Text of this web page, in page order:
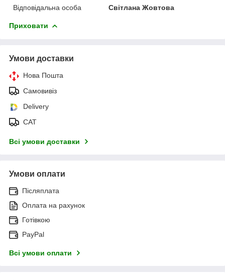
Відповідальна особа
Світлана Жовтова
Приховати
Умови доставки
Нова Пошта
Самовивіз
Delivery
САТ
Всі умови доставки
Умови оплати
Післяплата
Оплата на рахунок
Готівкою
PayPal
Всі умови оплати